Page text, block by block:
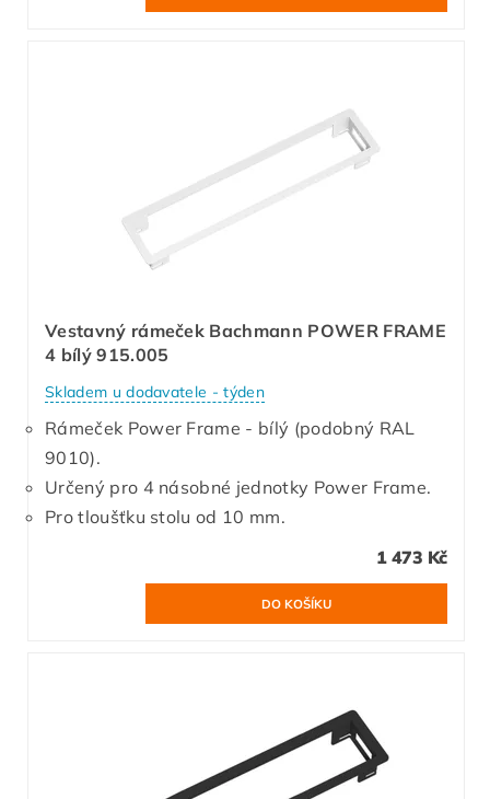
Vestavný rámeček Bachmann POWER FRAME
4 bílý 915.005
Skladem u dodavatele - týden
Rámeček Power Frame - bílý (podobný RAL
9010).
Určený pro 4 násobné jednotky Power Frame.
Pro tloušťku stolu od 10 mm.
1 473 Kč